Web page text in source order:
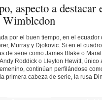
aspecto a destacar
Wimbledon
por el buen tiempo, en el ecuador
Murray y Djokovic. Si en el
de serie como James Blake o
Roddick o Lleyton Hewitt, único
continúan perfilándose
primera cabeza de serie, la rusa